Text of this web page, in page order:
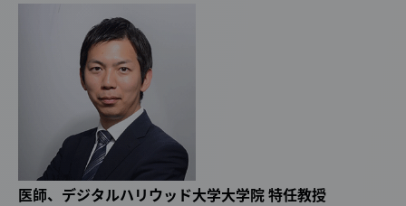
医師、デジタルハリウッド大学大学院 特任教授